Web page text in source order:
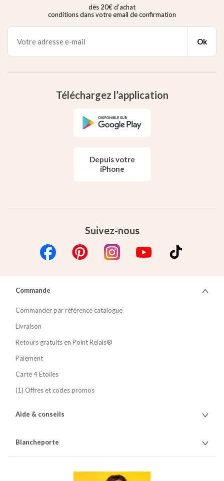
dès 20€ d’achat
conditions dans votre email de confirmation
Ok
Suivez-nous
Téléchargez l’application
Depuis votre
iPhone
Commande
Commander par référence catalogue
Livraison
Retours gratuits en Point Relais®
Paiement
Carte 4 Etoiles
(1) Offres et codes promos
Aide & conseils
Blancheporte